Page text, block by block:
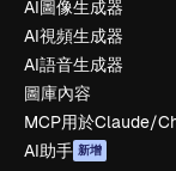
AI圖像生成器
AI視頻生成器
AI語音生成器
圖庫內容
MCP用於Claude/
AI助手 新增